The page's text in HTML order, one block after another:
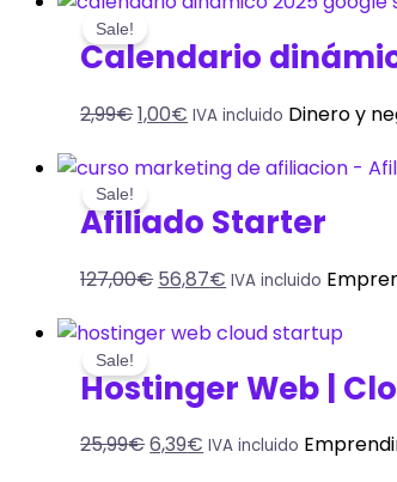
Sale!
Calendario
2,99€1,00€ IVA incluido Dinero y
Sale!
Afiliado Starter
127,00€ 56,87€ IVA incluido
Sale!
Hostinger Web |
25,99€6,39€ IVA incluido